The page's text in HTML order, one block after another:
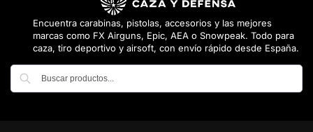
Encuentra carabinas, pistolas, accesorios y las mejores
marcas como FX Airguns, Epic, AEA o Snowpeak. Todo para
caza, tiro deportivo y airsoft, con envío rápido desde España.